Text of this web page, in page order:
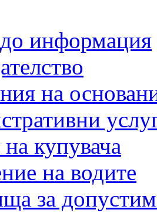
информация
на
купувача
на водите
за